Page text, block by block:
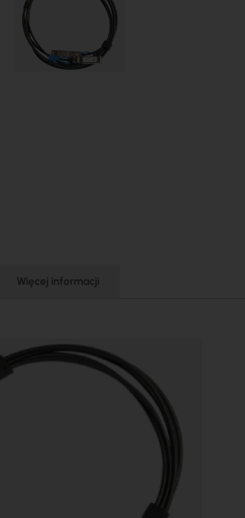
Więcej informacji